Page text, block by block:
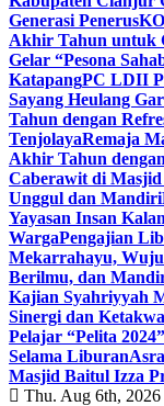
Generasi Penerus
Akhir Tahun untuk
Gelar “Pesona
KatapangPC LDII
Sayang Heulang
Tahun dengan
TenjolayaRemaja
Akhir Tahun
Caberawit di
Unggul dan Mandiri
Yayasan Insan
WargaPengajian
Mekarrahayu,
Berilmu, dan
Kajian Syahriyyah
Sinergi dan
Pelajar “Pelita
Selama Liburan
Masjid Baitul Izza
Thu. Aug 6th, 2026